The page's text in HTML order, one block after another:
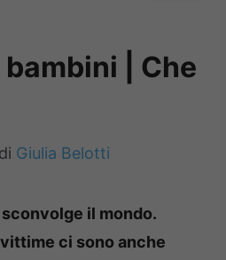
| Che
di Giulia Belotti
il mondo.
ci sono anche